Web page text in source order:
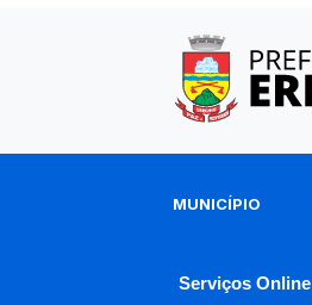
MUNICÍPIO
Serviços Online